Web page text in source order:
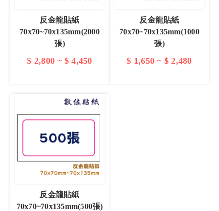
反金龍貼紙
70x70~70x135mm(2000
張)
$ 2,800 ~ $ 4,450
反金龍貼紙
70x70~70x135mm(1000
張)
$ 1,650 ~ $ 2,480
反金龍貼紙
70x70~70x135mm(500張)